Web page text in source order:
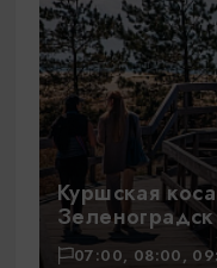
Куршская
07:00, 08:00,